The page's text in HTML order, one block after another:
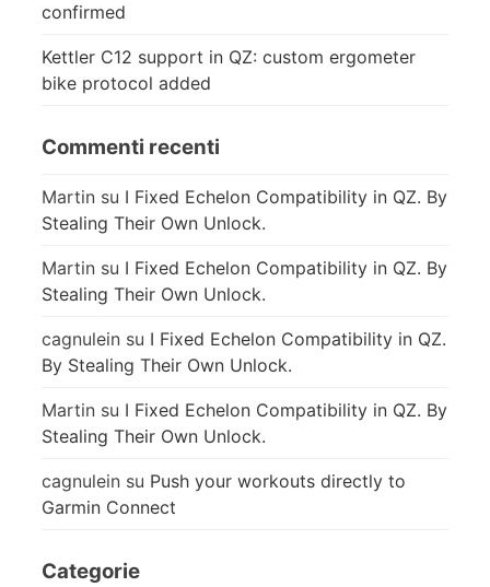
confirmed
Kettler C12 support in QZ: custom ergometer
bike protocol added
Commenti recenti
Martin su I Fixed Echelon Compatibility in QZ. By
Stealing Their Own Unlock.
Martin su I Fixed Echelon Compatibility in QZ. By
Stealing Their Own Unlock.
cagnulein su I Fixed Echelon Compatibility in QZ.
By Stealing Their Own Unlock.
Martin su I Fixed Echelon Compatibility in QZ. By
Stealing Their Own Unlock.
cagnulein su Push your workouts directly to
Garmin Connect
Categorie